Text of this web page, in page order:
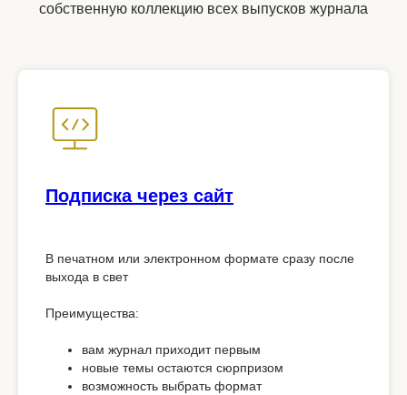
собственную коллекцию всех выпусков журнала
Подписка через сайт
В печатном или электронном формате сразу после
выхода в свет
Преимущества:
вам журнал приходит первым
новые темы остаются сюрпризом
возможность выбрать формат